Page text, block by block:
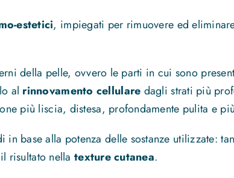
estetici, impiegati per rimuovere ed
della pelle, ovvero le parti in cui sono
al rinnovamento cellulare dagli strati più
più liscia, distesa, profondamente pulita e
base alla potenza delle sostanze utilizzate:
risultato nella texture cutanea.